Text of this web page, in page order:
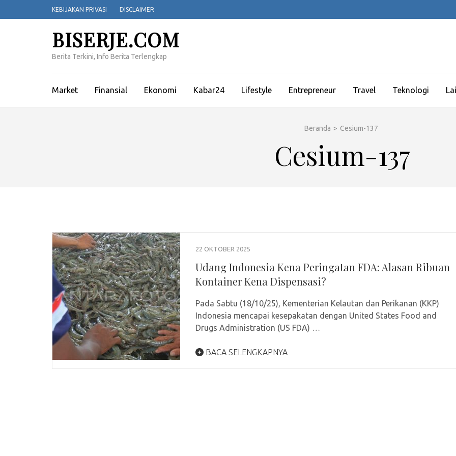
ke
KEBIJAKAN PRIVASI DISCLAIMER
BISERJE.COM
Berita Terkini, Info Berita Terlengkap
Market Finansial Ekonomi Kabar24 Lifestyle Entrepreneur Travel Teknologi
Beranda > Cesium-137
Cesium-137
22 OKTOBER 2025
Udang Indonesia Kena Peringatan FDA: Alasan Ribuan
Kontainer Kena Dispensasi?
Pada Sabtu (18/10/25), Kementerian Kelautan dan Perikanan (KKP)
Indonesia mencapai kesepakatan dengan United States Food and
Drugs Administration (US FDA) …
BACA SELENGKAPNYA